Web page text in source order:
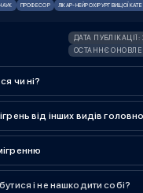
ПРОФЕСОР ЛІКАР-НЕЙРОХІРУРГ ВИЩОЇ
ДАТА ПУБЛІКАЦІЇ:
ОСТАННЄ
чи ні?
від інших видів
і не нашкодити собі?